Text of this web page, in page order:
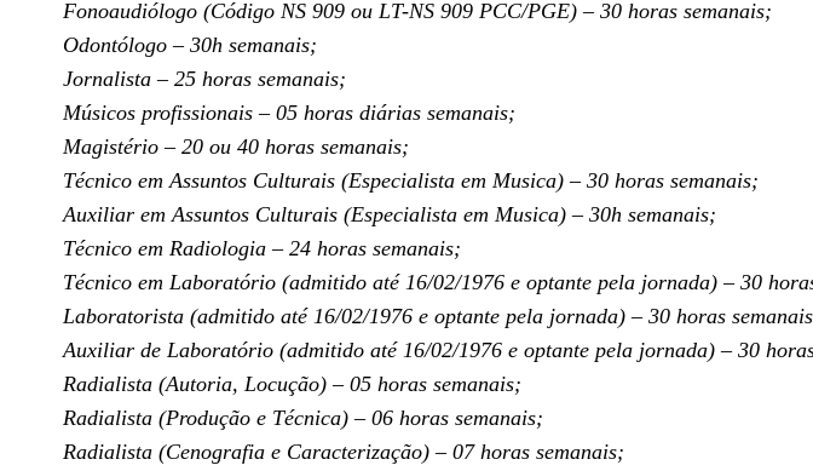
Fonoaudiólogo (Código NS 909 ou LT-NS 909 PCC/PGE) – 30 horas semanais;
Odontólogo – 30h semanais;
Jornalista – 25 horas semanais;
Músicos profissionais – 05 horas diárias semanais;
Magistério – 20 ou 40 horas semanais;
Técnico em Assuntos Culturais (Especialista em Musica) – 30 horas semanais;
Auxiliar em Assuntos Culturais (Especialista em Musica) – 30h semanais;
Técnico em Radiologia – 24 horas semanais;
Técnico em Laboratório (admitido até 16/02/1976 e optante pela jornada) – 30
Laboratorista (admitido até 16/02/1976 e optante pela jornada) – 30 horas
Auxiliar de Laboratório (admitido até 16/02/1976 e optante pela jornada) – 30
Radialista (Autoria, Locução) – 05 horas semanais;
Radialista (Produção e Técnica) – 06 horas semanais;
Radialista (Cenografia e Caracterização) – 07 horas semanais;